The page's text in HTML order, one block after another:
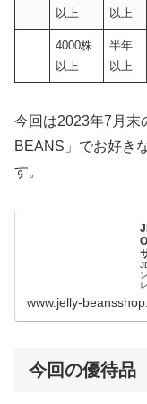
以上
以上
4000株
以上
半年
以上
今回は2023年7月末
BEANS」でお好き
す。
www.jelly-
今回の優待品